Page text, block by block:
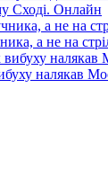
Сході. Онлайн
а не на
налякав